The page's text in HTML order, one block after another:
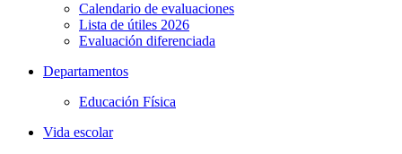
Calendario de evaluaciones
Lista de útiles 2026
Evaluación diferenciada
Departamentos
Educación Física
Vida escolar